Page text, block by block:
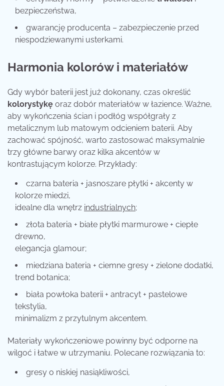
bezpieczeństwa,
gwarancję producenta – zabezpieczenie przed
niespodziewanymi usterkami.
Harmonia kolorów i materiałów
Gdy wybór baterii jest już dokonany, czas określić
kolorystykę oraz dobór materiałów w łazience. Ważne,
aby wykończenia ścian i podłóg współgrały z
metalicznym lub matowym odcieniem baterii. Aby
zachować spójność, warto zastosować maksymalnie
trzy główne barwy oraz kilka akcentów w
kontrastującym kolorze. Przykłady:
czarna bateria + jasnoszare płytki + akcenty w
kolorze miedzi,
idealne dla wnętrz industrialnych;
złota bateria + białe płytki marmurowe + ciepłe
drewno,
elegancja glamour;
miedziana bateria + ciemne gresy + zielone dodatki,
trend botanica;
biała powłoka baterii + antracyt + pastelowe
tekstylia,
minimalizm z przytulnym akcentem.
Materiały wykończeniowe powinny być odporne na
wilgoć i łatwe w utrzymaniu. Polecane rozwiązania to:
gresy o niskiej nasiąkliwości,